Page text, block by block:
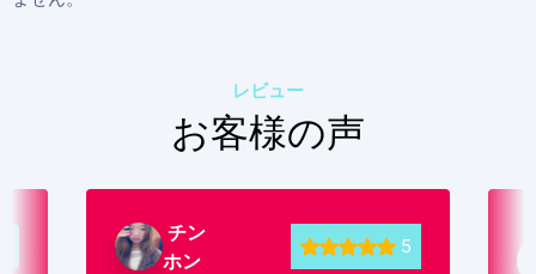
レビュー
お客様の声
ポロフチ